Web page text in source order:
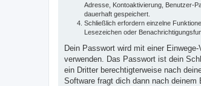
Adresse, Kontoaktivierung, Benutzer-
dauerhaft gespeichert.
Schließlich erfordern einzelne
Lesezeichen oder
Dein Passwort wird mit einer
verwenden. Das Passwort ist dein
ein Dritter berechtigterweise nach
Software fragt dich dann nach